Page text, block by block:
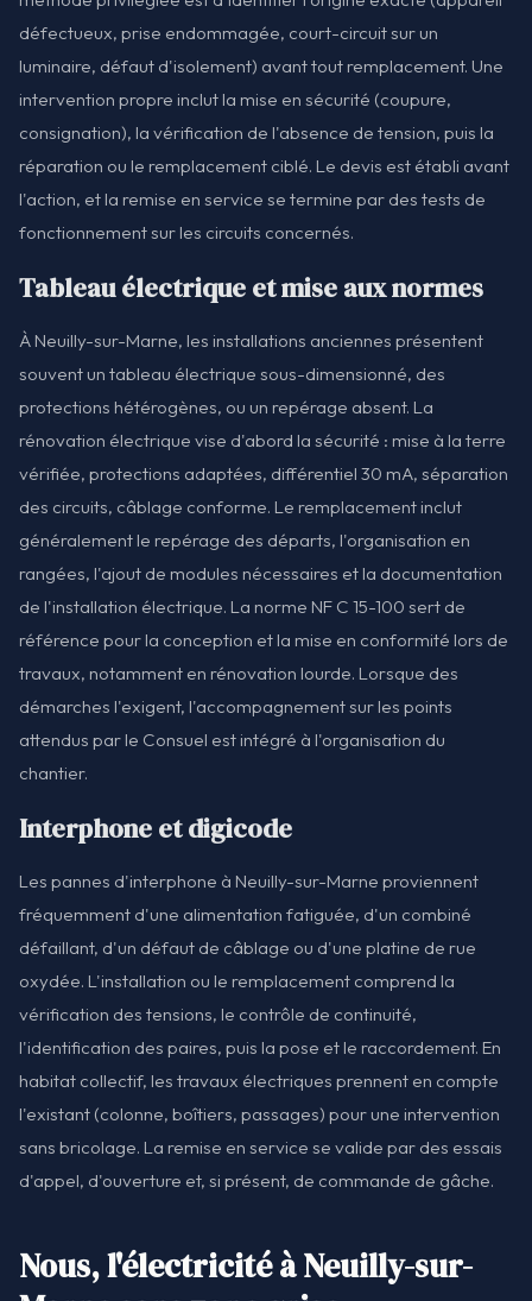
défectueux, prise endommagée, court-circuit sur un
luminaire, défaut d'isolement) avant tout remplacement. Une
intervention propre inclut la mise en sécurité (coupure,
consignation), la vérification de l'absence de tension, puis la
réparation ou le remplacement ciblé. Le devis est établi avant
l'action, et la remise en service se termine par des tests de
fonctionnement sur les circuits concernés.
Tableau électrique et mise aux normes
À Neuilly-sur-Marne, les installations anciennes présentent
souvent un tableau électrique sous-dimensionné, des
protections hétérogènes, ou un repérage absent. La
rénovation électrique vise d'abord la sécurité : mise à la terre
vérifiée, protections adaptées, différentiel 30 mA, séparation
des circuits, câblage conforme. Le remplacement inclut
généralement le repérage des départs, l'organisation en
rangées, l'ajout de modules nécessaires et la documentation
de l'installation électrique. La norme NF C 15-100 sert de
référence pour la conception et la mise en conformité lors de
travaux, notamment en rénovation lourde. Lorsque des
démarches l'exigent, l'accompagnement sur les points
attendus par le Consuel est intégré à l'organisation du
chantier.
Interphone et digicode
Les pannes d'interphone à Neuilly-sur-Marne proviennent
fréquemment d'une alimentation fatiguée, d'un combiné
défaillant, d'un défaut de câblage ou d'une platine de rue
oxydée. L'installation ou le remplacement comprend la
vérification des tensions, le contrôle de continuité,
l'identification des paires, puis la pose et le raccordement. En
habitat collectif, les travaux électriques prennent en compte
l'existant (colonne, boîtiers, passages) pour une intervention
sans bricolage. La remise en service se valide par des essais
d'appel, d'ouverture et, si présent, de commande de gâche.
Nous, l'électricité à Neuilly-sur-